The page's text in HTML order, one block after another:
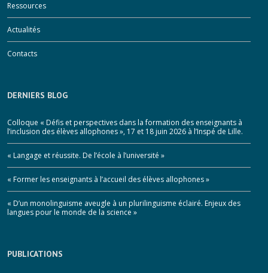
Ressources
Actualités
Contacts
DERNIERS BLOG
Colloque « Défis et perspectives dans la formation des enseignants à
l’inclusion des élèves allophones », 17 et 18 juin 2026 à l’Inspé de Lille.
« Langage et réussite. De l’école à l’université »
« Former les enseignants à l’accueil des élèves allophones »
« D’un monolinguisme aveugle à un plurilinguisme éclairé. Enjeux des
langues pour le monde de la science »
PUBLICATIONS